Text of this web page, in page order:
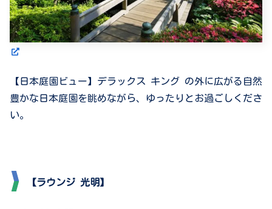
【日本庭園ビュー】デラックス キング の外に広がる自然
豊かな日本庭園を眺めながら、ゆったりとお過ごしくださ
い。
【ラウンジ 光明】